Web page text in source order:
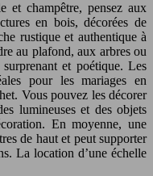
et champêtre, pensez aux
en bois, décorées de
rustique et authentique à
au plafond, aux arbres ou
et poétique. Les
pour les mariages en
Vous pouvez les décorer
lumineuses et des objets
En moyenne, une
de haut et peut supporter
La location d’une échelle